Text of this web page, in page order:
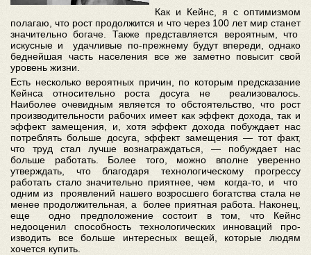
Как и Кейнс, я с оптимизмом
полагаю, что рост продолжится и что через 100 лет мир станет
значительно богаче. Также представляется вероятным, что
искусные и удачливые по-прежнему будут впереди, однако
беднейшая часть населения все же заметно повысит свой
уровень жизни.
Есть несколько вероятных причин, по которым предсказание
Кейнса относительно роста досуга не реализовалось.
Наиболее очевидным является то обстоятельство, что рост
производительности рабочих имеет как эффект дохода, так и
эффект замещения, и, хотя эффект дохода побуждает нас
потреблять больше досуга, эффект замещения — тот факт,
что труд стал лучше вознаграждаться, — побуждает нас
больше работать. Более того, можно вполне уверенно
утверждать, что благодаря технологическому прогрессу
работать стало значительно приятнее, чем когда-то, и что
одним из проявлений нашего возросшего богатства стала не
менее продолжительная, а более приятная работа. Наконец,
еще одно предположение состоит в том, что Кейнс
недооценил способность технологических инноваций про-
изводить все больше интересных вещей, которые людям
хочется купить.